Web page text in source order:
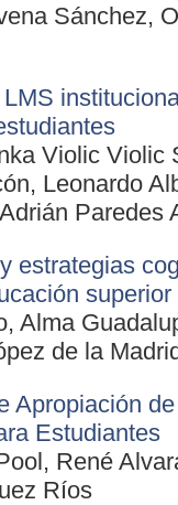
Sánchez,
Violic Violic
Leonardo
Paredes
estrategias
superior
Alma
de la
Apropiación
Estudiantes
René
Ríos